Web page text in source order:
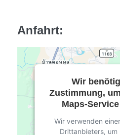
Anfahrt:
Wir
Zustimmung,
Maps-
Wir verwenden
Drittanbieters, um